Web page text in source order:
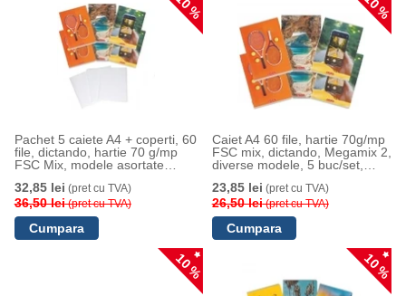
10 %
Pachet 5 caiete A4 + coperti, 60
file, dictando, hartie 70 g/mp
FSC Mix, modele asortate
32,85 lei (pret cu TVA)
36,50 lei(pret cu TVA)
10 %
Caiet A4 60 file, hartie 70g/mp
FSC mix, dictando, Megamix 2,
diverse modele, 5 buc/set,
23,85 lei (pret cu TVA)
26,50 lei(pret cu TVA)
10 % 10 %